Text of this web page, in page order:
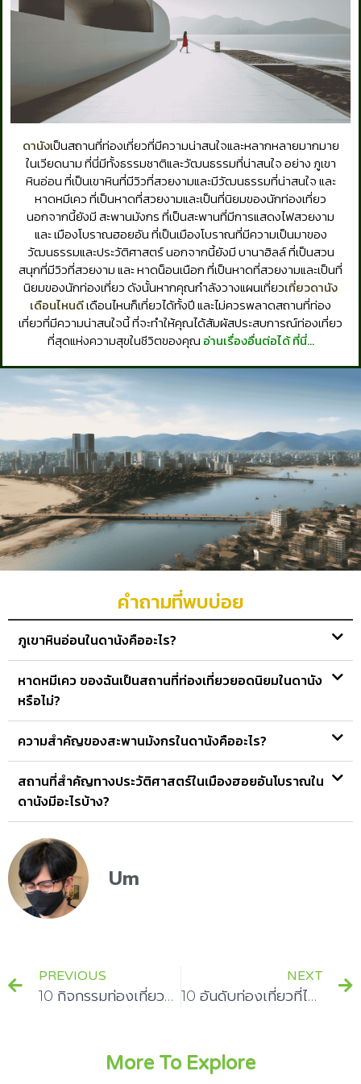
ดานังเป็นสถานที่ท่องเที่ยวที่มีความน่าสนใจและหลากหลายมากมาย
ในเวียดนาม ที่นี่มีทั้งธรรมชาติและวัฒนธรรมที่น่าสนใจ อย่าง ภูเขา
หินอ่อน ที่เป็นเขาหินที่มีวิวที่สวยงามและมีวัฒนธรรมที่น่าสนใจ และ
หาดหมีเคว ที่เป็นหาดที่สวยงามและเป็นที่นิยมของนักท่องเที่ยว
นอกจากนี้ยังมี สะพานมังกร ที่เป็นสะพานที่มีการแสดงไฟสวยงาม
และ เมืองโบราณฮอยอัน ที่เป็นเมืองโบราณที่มีความเป็นมาของ
วัฒนธรรมและประวัติศาสตร์ นอกจากนี้ยังมี บานาฮิลล์ ที่เป็นสวน
สนุกที่มีวิวที่สวยงาม และ หาดน็อนเนือก ที่เป็นหาดที่สวยงามและเป็นที่
นิยมของนักท่องเที่ยว ดังนั้นหากคุณกำลังวางแผนเที่ยวเที่ยวดานัง
เดือนไหนดีเดือนไหนก็เที่ยวได้ทั้งปี และไม่ควรพลาดสถานที่ท่อง
เที่ยวที่มีความน่าสนใจนี้ ที่จะทำให้คุณได้สัมผัสประสบการณ์ท่องเที่ยว
ที่สุดแห่งความสุขในชีวิตของคุณ อ่านเรื่องอื่นต่อได้ ที่นี่…
คำถามที่พบบ่อย
ภูเขาหินอ่อนในดานังคืออะไร?
หาดหมีเคว ของฉันเป็นสถานที่ท่องเที่ยวยอดนิยมในดานัง
หรือไม่?
ความสำคัญของสะพานมังกรในดานังคืออะไร?
สถานที่สำคัญทางประวัติศาสตร์ในเมืองฮอยอันโบราณใน
ดานังมีอะไรบ้าง?
Um
PREVIOUS
10 กิจกรรมท่องเที่ยวที่ควรลองทำในซาปา
NEXT
10 อันดับท่องเที่ยวที่ไม่ควรพลาดในเวียดนาม
More To Explore